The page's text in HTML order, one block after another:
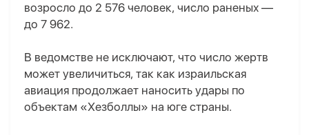
возросло до 2 576 человек, число раненых —
до 7 962.
В ведомстве не исключают, что число жертв
может увеличиться, так как израильская
авиация продолжает наносить удары по
объектам «Хезболлы» на юге страны.